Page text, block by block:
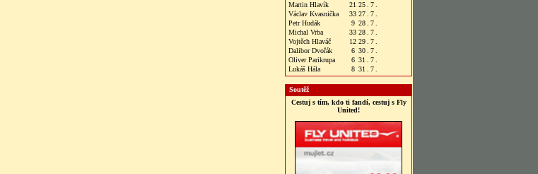
Martin Hlavík
21 25 7
Václav Kvasnička
33 27 7
Petr Hudák
9 28 7
Michal Vrba
33 28 7
Vojtěch Hlaváč
12 29 7
Dalibor Dvořák
6 30 7
Oliver Parikrupa
6 31 7
Lukáš Hála
8 31 7
Soutěž
Cestuj s tím, kdo ti fandí, cestuj s Fly
United!